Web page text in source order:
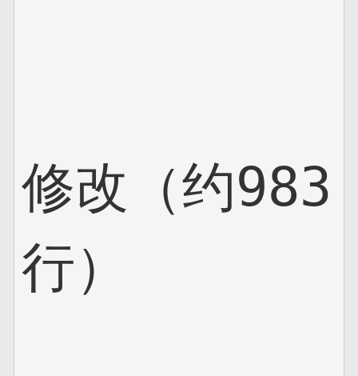
修改（约983
行）